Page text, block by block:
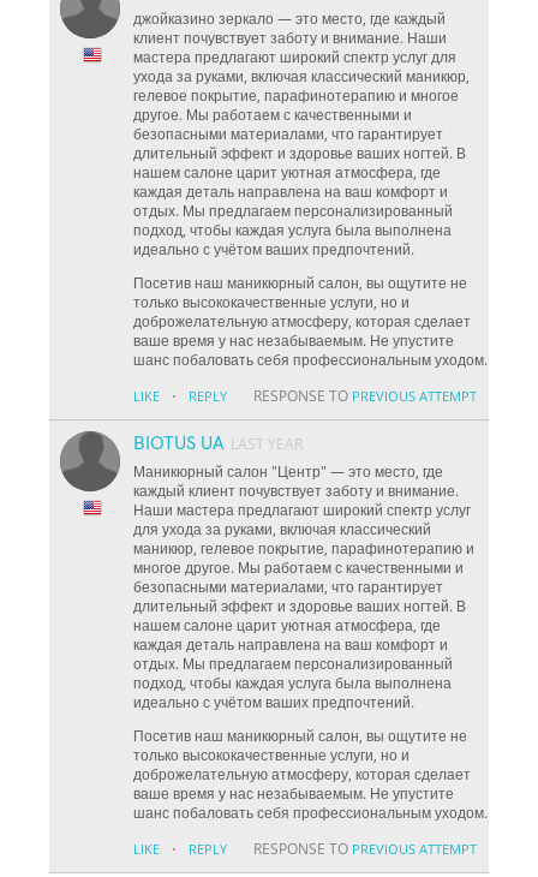
джойказино зеркало — это место, где каждый
клиент почувствует заботу и внимание. Наши
мастера предлагают широкий спектр услуг для
ухода за руками, включая классический маникюр,
гелевое покрытие, парафинотерапию и многое
другое. Мы работаем с качественными и
безопасными материалами, что гарантирует
длительный эффект и здоровье ваших ногтей. В
нашем салоне царит уютная атмосфера, где
каждая деталь направлена на ваш комфорт и
отдых. Мы предлагаем персонализированный
подход, чтобы каждая услуга была выполнена
идеально с учётом ваших предпочтений.
Посетив наш маникюрный салон, вы ощутите не
только высококачественные услуги, но и
доброжелательную атмосферу, которая сделает
ваше время у нас незабываемым. Не упустите
шанс побаловать себя профессиональным уходом.
LIKE · REPLY RESPONSE TO PREVIOUS ATTEMPT
BIOTUS UA LAST YEAR
Маникюрный салон "Центр" — это место, где
каждый клиент почувствует заботу и внимание.
Наши мастера предлагают широкий спектр услуг
для ухода за руками, включая классический
маникюр, гелевое покрытие, парафинотерапию и
многое другое. Мы работаем с качественными и
безопасными материалами, что гарантирует
длительный эффект и здоровье ваших ногтей. В
нашем салоне царит уютная атмосфера, где
каждая деталь направлена на ваш комфорт и
отдых. Мы предлагаем персонализированный
подход, чтобы каждая услуга была выполнена
идеально с учётом ваших предпочтений.
Посетив наш маникюрный салон, вы ощутите не
только высококачественные услуги, но и
доброжелательную атмосферу, которая сделает
ваше время у нас незабываемым. Не упустите
шанс побаловать себя профессиональным уходом.
LIKE · REPLY RESPONSE TO PREVIOUS ATTEMPT